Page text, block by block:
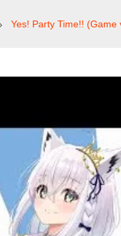
Yes! Party Time!!